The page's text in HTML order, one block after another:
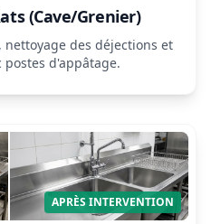
(Cave/Grenier)
des déjections et
postes d'appâtage.
APRÈS INTERVENTION